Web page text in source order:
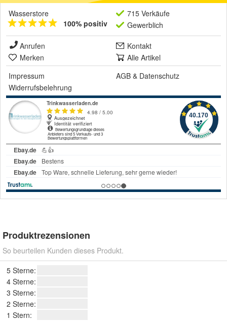
Wasserstore
100% positiv
715 Verkäufe
Gewerblich
Anrufen
Kontakt
Merken
Alle Artikel
Impressum
AGB & Datenschutz
Widerrufsbelehrung
Produktrezensionen
So beurteilen Kunden dieses Produkt.
5 Sterne:
4 Sterne:
3 Sterne:
2 Sterne:
1 Stern: